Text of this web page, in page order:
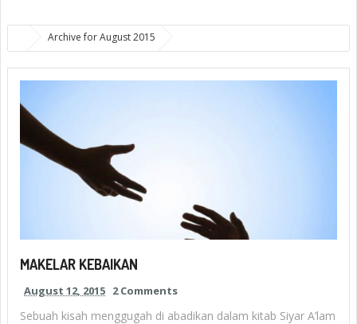
Archive for August 2015
MAKELAR KEBAIKAN
August 12, 2015 2 Comments
Sebuah kisah menggugah di abadikan dalam kitab Siyar A’lam